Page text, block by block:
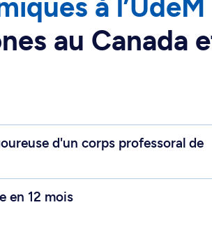
à l’UdeM
au Canada
d'un corps professoral de
en 12 mois